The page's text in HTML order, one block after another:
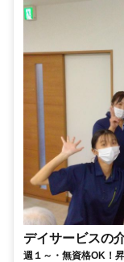
デイサービスの
週１～・無資格OK！